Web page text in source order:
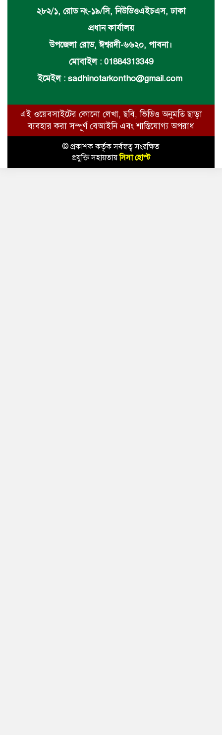
২৮২/১, রোড নং-১৯/সি, নিউডিওএইচএস, ঢাকা
প্রধান কার্যালয়
উপজেলা রোড, ঈশ্বরদী-৬৬২০, পাবনা।
মোবাইল : 01884313349
ইমেইল : sadhinotarkontho@gmail.com
এই ওয়েবসাইটের কোনো লেখা, ছবি, ভিডিও অনুমতি ছাড়া
ব্যবহার করা সম্পূর্ণ বেআইনি এবং শাস্তিযোগ্য অপরাধ
© প্রকাশক কর্তৃক সর্বস্বত্ব সংরক্ষিত
প্রযুক্তি সহায়তায়সিসা হোস্ট